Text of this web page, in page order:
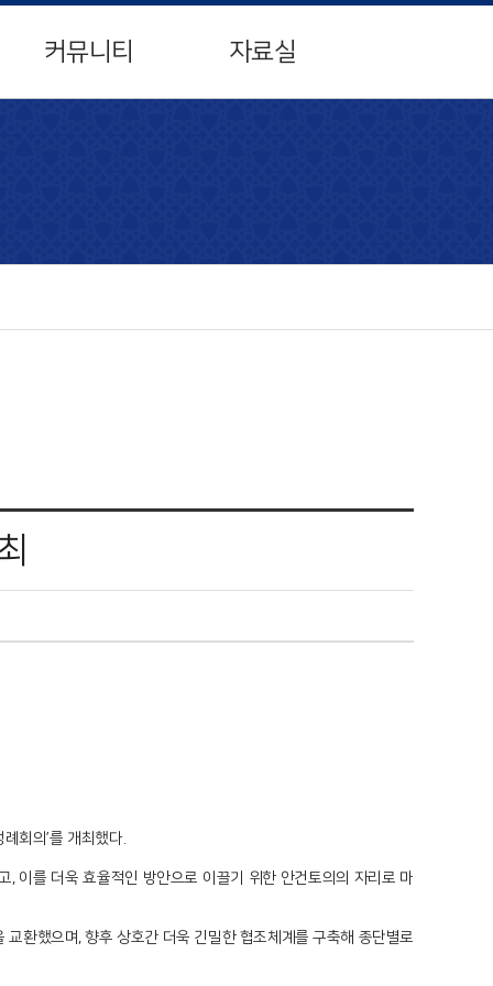
커뮤니티 자료실
회의’를 개최했다.
, 이를 더욱 효율적인 방안으로 이끌기 위한 안건토의의 자리로 마
환했으며, 향후 상호간 더욱 긴밀한 협조체계를 구축해 종단별로